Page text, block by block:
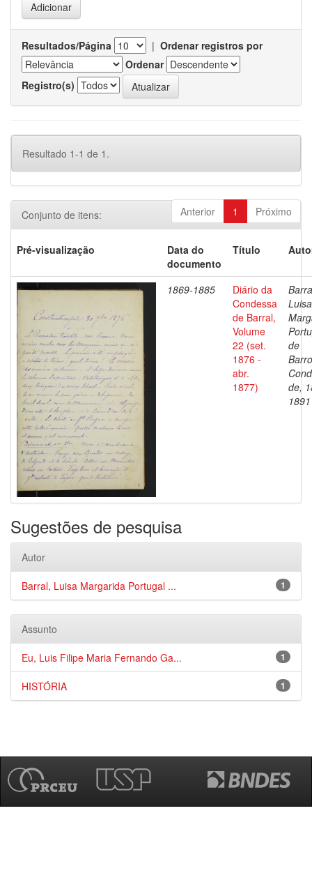
Resultados/Página | Ordenar registros por
Ordenar
Registro(s)
Resultado 1-1 de 1.
Anterior 1 Próximo
Conjunto de itens:
Pré-visualização
Data do
documento
Título
1869-1885
Diário da
Condessa
de Barral,
Volume
22 (set.
1876 -
abr.
1877)
Luisa
de
de,
1891
Sugestões de pesquisa
Autor
1
Barral, Luisa Margarida Portugal ...
Assunto
1
Eu, Luis Filipe Maria Fernando Ga...
1
HISTÓRIA